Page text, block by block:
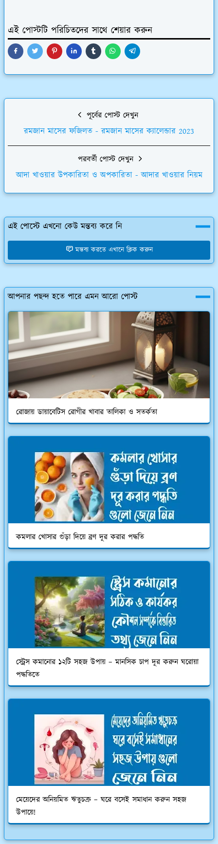
এই পোস্টটি পরিচিতদের সাথে শেয়ার করুন
পূর্বের পোস্ট দেখুন
রমজান মাসের ফজিলত - রমজান মাসের ক্যালেন্ডার 2023
পরবর্তী পোস্ট দেখুন
আদা খাওয়ার উপকারিতা ও অপকারিতা - আদার খাওয়ার নিয়ম
এই পোস্টে এখনো কেউ মন্তব্য করে নি
মন্তব্য করতে এখানে ক্লিক করুন
আপনার পছন্দ হতে পারে এমন আরো পোস্ট
রোজায় ডায়াবেটিস রোগীর খাবার তালিকা ও সতর্কতা
কমলার খোসার গুঁড়া দিয়ে ব্রণ দূর করার পদ্ধতি
স্ট্রেস কমানোর ১২টি সহজ উপায় – মানসিক চাপ দূর করুন ঘরোয়া
পদ্ধতিতে
মেয়েদের অনিয়মিত ঋতুচক্র – ঘরে বসেই সমাধান করুন সহজ
উপায়ে!